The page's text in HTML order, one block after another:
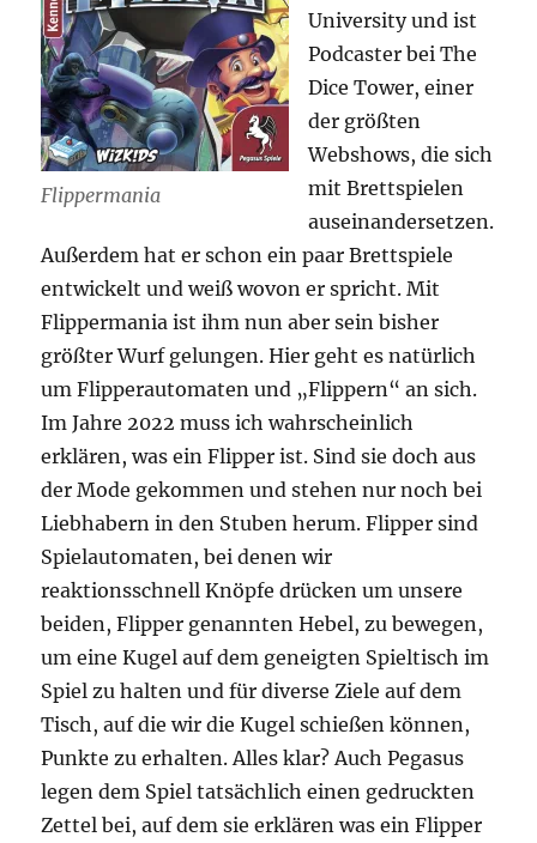
Flippermania
University und ist
Podcaster bei The
Dice Tower, einer
der größten
Webshows, die sich
mit Brettspielen
auseinandersetzen.
Außerdem hat er schon ein paar Brettspiele
entwickelt und weiß wovon er spricht. Mit
Flippermania ist ihm nun aber sein bisher
größter Wurf gelungen. Hier geht es natürlich
um Flipperautomaten und „Flippern“ an sich.
Im Jahre 2022 muss ich wahrscheinlich
erklären, was ein Flipper ist. Sind sie doch aus
der Mode gekommen und stehen nur noch bei
Liebhabern in den Stuben herum. Flipper sind
Spielautomaten, bei denen wir
reaktionsschnell Knöpfe drücken um unsere
beiden, Flipper genannten Hebel, zu bewegen,
um eine Kugel auf dem geneigten Spieltisch im
Spiel zu halten und für diverse Ziele auf dem
Tisch, auf die wir die Kugel schießen können,
Punkte zu erhalten. Alles klar? Auch Pegasus
legen dem Spiel tatsächlich einen gedruckten
Zettel bei, auf dem sie erklären was ein Flipper